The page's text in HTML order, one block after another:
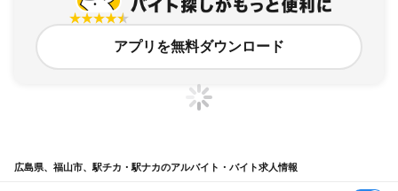
アプリを無料ダウンロード
広島県、福山市、駅チカ・駅ナカのアルバイト・バイト求人情報